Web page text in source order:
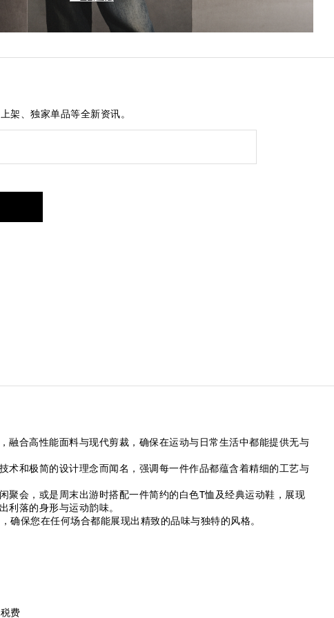
架、独家单品等全新资讯。
合高性能面料与现代剪裁，确保在运动与日常生活中都能提供无与
术和极简的设计理念而闻名，强调每一件作品都蕴含着精细的工艺与
会，或是周末出游时搭配一件简约的白色T恤及经典运动鞋，展现
利落的身形与运动韵味。
保您在任何场合都能展现出精致的品味与独特的风格。
费